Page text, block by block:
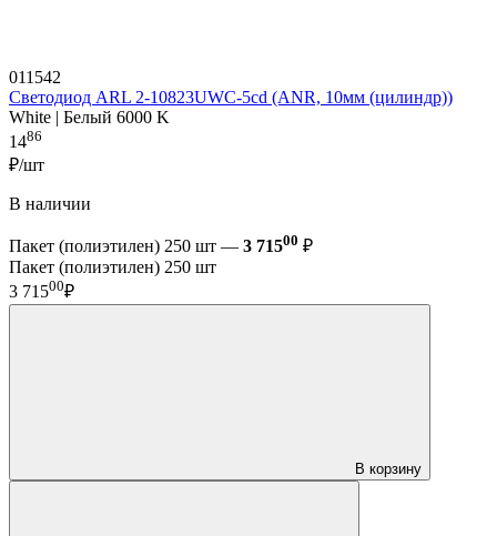
011542
Светодиод ARL 2-10823UWC-5cd (ANR, 10мм (цилиндр))
White | Белый 6000 K
1486
₽/шт
В наличии
Пакет (полиэтилен) 250 шт — 3 71500 ₽
Пакет (полиэтилен) 250 шт
3 71500₽
В корзину